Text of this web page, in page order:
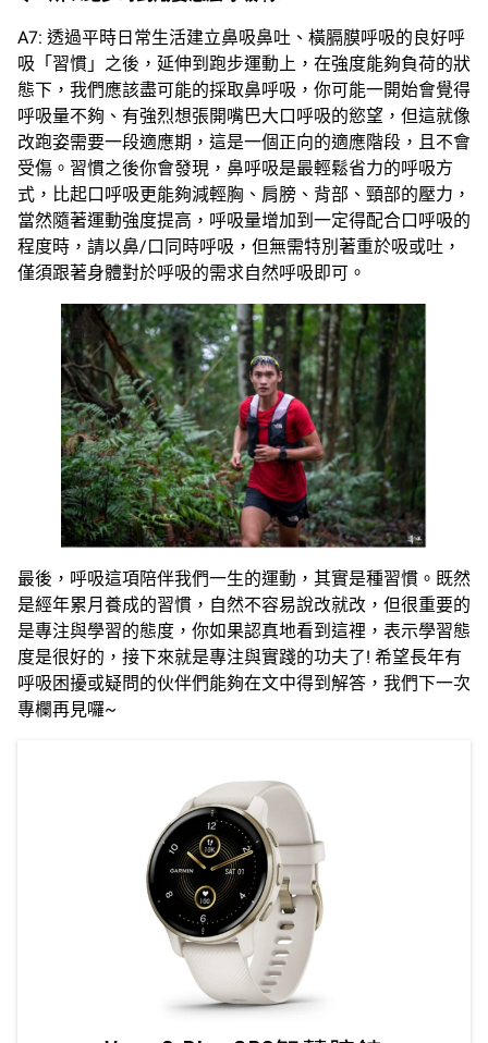
A7: 透過平時日常生活建立鼻吸鼻吐、橫膈膜呼吸的良好呼
吸「習慣」之後，延伸到跑步運動上，在強度能夠負荷的狀
態下，我們應該盡可能的採取鼻呼吸，你可能一開始會覺得
呼吸量不夠、有強烈想張開嘴巴大口呼吸的慾望，但這就像
改跑姿需要一段適應期，這是一個正向的適應階段，且不會
受傷。習慣之後你會發現，鼻呼吸是最輕鬆省力的呼吸方
式，比起口呼吸更能夠減輕胸、肩膀、背部、頸部的壓力，
當然隨著運動強度提高，呼吸量增加到一定得配合口呼吸的
程度時，請以鼻/口同時呼吸，但無需特別著重於吸或吐，
僅須跟著身體對於呼吸的需求自然呼吸即可。
最後，呼吸這項陪伴我們一生的運動，其實是種習慣。既然
是經年累月養成的習慣，自然不容易說改就改，但很重要的
是專注與學習的態度，你如果認真地看到這裡，表示學習態
度是很好的，接下來就是專注與實踐的功夫了! 希望長年有
呼吸困擾或疑問的伙伴們能夠在文中得到解答，我們下一次
專欄再見囉~